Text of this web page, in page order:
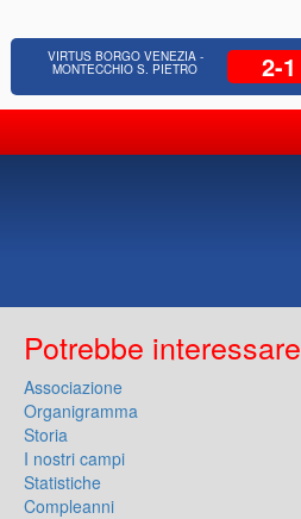
pubbliche,
idrauliche, Bonifica
VIRTUS BORGO VENEZIA -
MONTECCHIO S. PIETRO 2-1
Potrebbe interessare
Associazione
Organigramma
Storia
I nostri campi
Statistiche
Compleanni